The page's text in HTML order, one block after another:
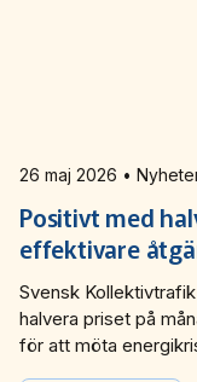
26 maj 2026 •
Positivt med
effektivare
Svensk
halvera priset på
för att möta